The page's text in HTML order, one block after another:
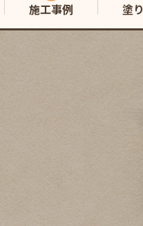
施工事例 塗